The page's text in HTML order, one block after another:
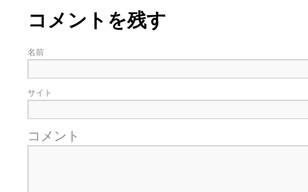
コメントを残す
名前
サイト
コメント